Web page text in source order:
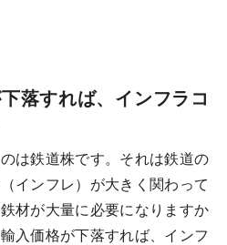
落すれば、インフラコ
は鉄道株です。それは鉄道の
インフレ）が大きく関わって
材が大量に必要になりますか
入価格が下落すれば、インフ